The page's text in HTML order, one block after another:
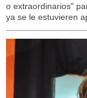
o extraordinarios"
ya se le estuvieren